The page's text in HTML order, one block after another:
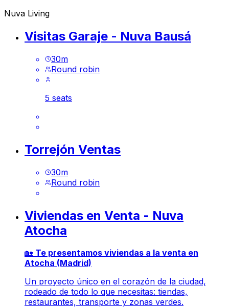
Nuva Living
Visitas Garaje - Nuva Bausá
30m
Round robin
5 seats
Torrejón Ventas
30m
Round robin
Viviendas en Venta - Nuva
Atocha
🏡 Te presentamos viviendas a la venta en
Atocha (Madrid)
Un proyecto único en el corazón de la ciudad,
rodeado de todo lo que necesitas: tiendas,
restaurantes, transporte y zonas verdes.